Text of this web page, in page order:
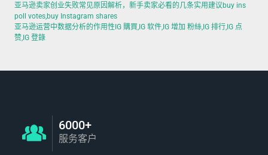
亚马逊卖家创业失败常见原因解析，新手卖家必看的几条实用建议buy ins
poll votes,buy Instagram shares
亚马逊运营中数据分析的作用性IG 購買,IG 软件,IG 增加 粉絲,IG 排行,IG 点
赞,IG 登錄
6000+
服务客户